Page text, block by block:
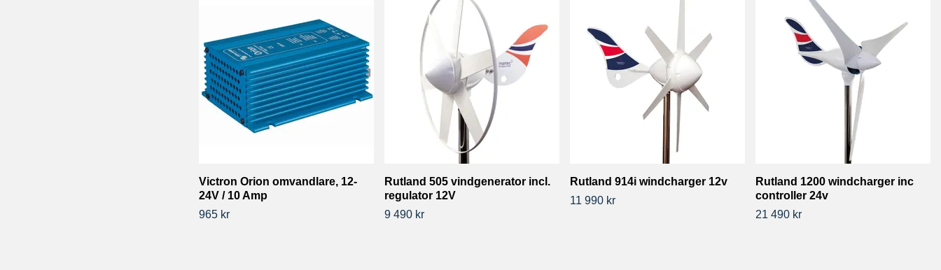
Victron Orion omvandlare, 12-
24V / 10 Amp
965 kr
Rutland 505 vindgenerator incl.
regulator 12V
9 490 kr
Rutland 914i windcharger 12v
11 990 kr
Rutland 1200 windcharger inc
controller 24v
21 490 kr